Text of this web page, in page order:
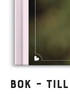
Bok – Till